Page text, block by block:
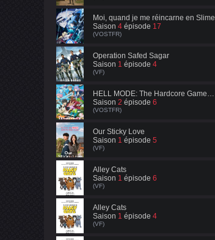
Moi, quand je me réincarne en Slime
Saison 4 épisode 17
(VOSTFR)
Operation Safed Sagar
Saison 1 épisode 4
(VF)
HELL MODE: The Hardcore Gamer Dominates in Another World with Garbage Balancing
Saison 2 épisode 6
(VOSTFR)
Our Sticky Love
Saison 1 épisode 5
(VF)
Alley Cats
Saison 1 épisode 6
(VF)
Alley Cats
Saison 1 épisode 4
(VF)